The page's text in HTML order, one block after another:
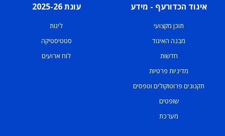
איגוד הכדורעף - מידע
תוכן מקצועי
מבנה האיגוד
חדשות
מדיניות פרטיות
תקנונים פרוטוקולים וטפסים
שופטים
מערכת
עונת 2025-26
ליגות
סטטיסטיקה
לוח ארועים